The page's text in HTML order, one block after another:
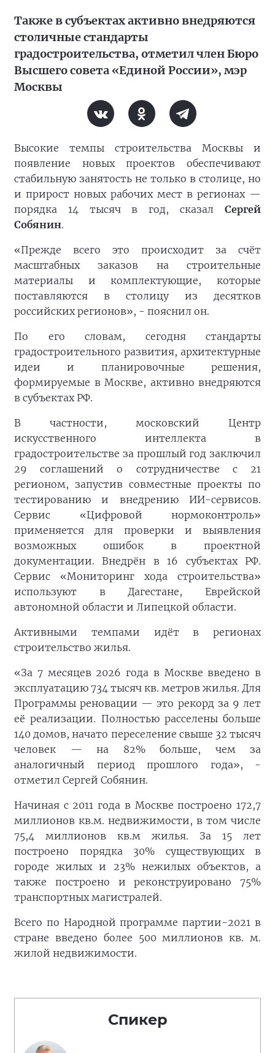
Также в субъектах активно внедряются
столичные стандарты
градостроительства, отметил член Бюро
Высшего совета «Единой России», мэр
Москвы
Высокие темпы строительства Москвы и
появление новых проектов обеспечивают
стабильную занятость не только в столице, но
и прирост новых рабочих мест в регионах —
порядка 14 тысяч в год, сказал Сергей
Собянин.
«Прежде всего это происходит за счёт
масштабных заказов на строительные
материалы и комплектующие, которые
поставляются в столицу из десятков
российских регионов», - пояснил он.
По его словам, сегодня стандарты
градостроительного развития, архитектурные
идеи и планировочные решения,
формируемые в Москве, активно внедряются
в субъектах РФ.
В частности, московский Центр
искусственного интеллекта в
градостроительстве за прошлый год заключил
29 соглашений о сотрудничестве с 21
регионом, запустив совместные проекты по
тестированию и внедрению ИИ-сервисов.
Сервис «Цифровой нормоконтроль»
применяется для проверки и выявления
возможных ошибок в проектной
документации. Внедрён в 16 субъектах РФ.
Сервис «Мониторинг хода строительства»
используют в Дагестане, Еврейской
автономной области и Липецкой области.
Активными темпами идёт в регионах
строительство жилья.
«За 7 месяцев 2026 года в Москве введено в
эксплуатацию 734 тысяч кв. метров жилья. Для
Программы реновации — это рекорд за 9 лет
её реализации. Полностью расселены больше
140 домов, начато переселение свыше 32 тысяч
человек — на 82% больше, чем за
аналогичный период прошлого года», -
отметил Сергей Собянин.
Начиная с 2011 года в Москве построено 172,7
миллионов кв.м. недвижимости, в том числе
75,4 миллионов кв.м жилья. За 15 лет
построено порядка 30% существующих в
городе жилых и 23% нежилых объектов, а
также построено и реконструировано 75%
транспортных магистралей.
Всего по Народной программе партии-2021 в
стране введено более 500 миллионов кв. м.
жилой недвижимости.
Спикер